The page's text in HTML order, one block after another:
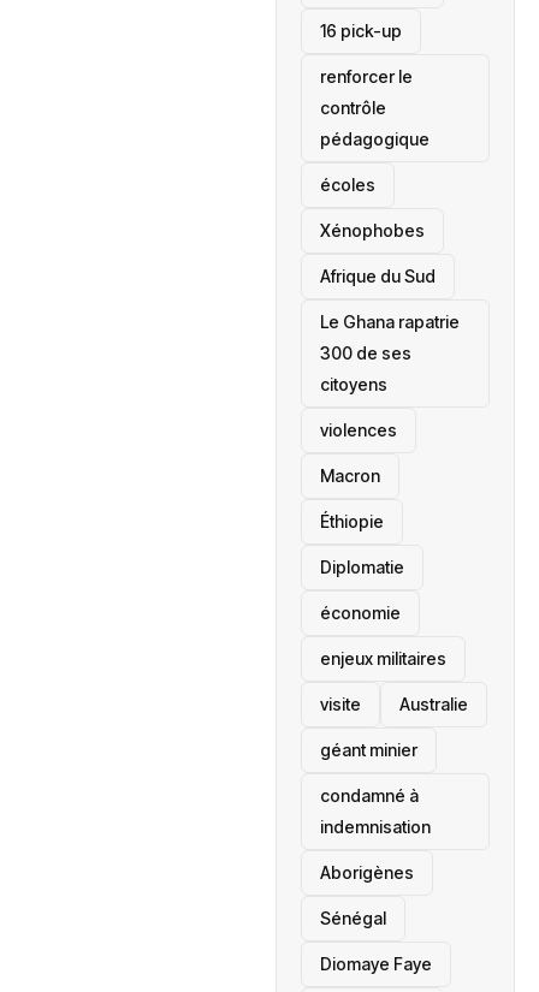
16 pick-up
renforcer le
contrôle
pédagogique
écoles
‎Xénophobes
Afrique du Sud
Le Ghana rapatrie
300 de ses
citoyens
violences
Macron
Éthiopie
Diplomatie
économie
enjeux militaires
visite ‎Australie
géant minier
condamné à
indemnisation
Aborigènes
Sénégal
Diomaye Faye